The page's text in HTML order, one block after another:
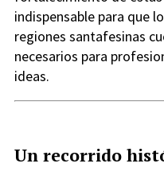
indispensable para que
regiones santafesinas
necesarios para
ideas.
Un recorrido